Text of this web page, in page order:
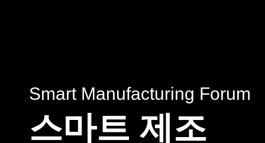
Smart Manufacturing Forum
스마트 제조